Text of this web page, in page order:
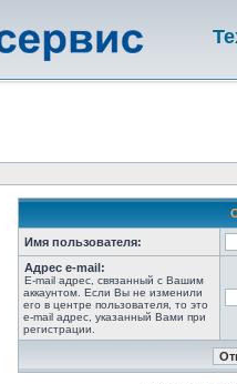
Имя пользователя:
Адрес e-mail:
E-mail адрес, связанный с Вашим
аккаунтом. Если Вы не изменили
его в центре пользователя, то это
e-mail адрес, указанный Вами при
регистрации.